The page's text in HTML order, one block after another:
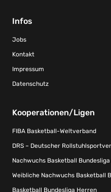
Infos
Jobs
Kontakt
Impressum
Datenschutz
Kooperationen/Ligen
FIBA Basketball-Weltverband
DRS – Deutscher
Nachwuchs Basketball
Weibliche Nachwuchs Basketball
Basketball Bundesliga Herren